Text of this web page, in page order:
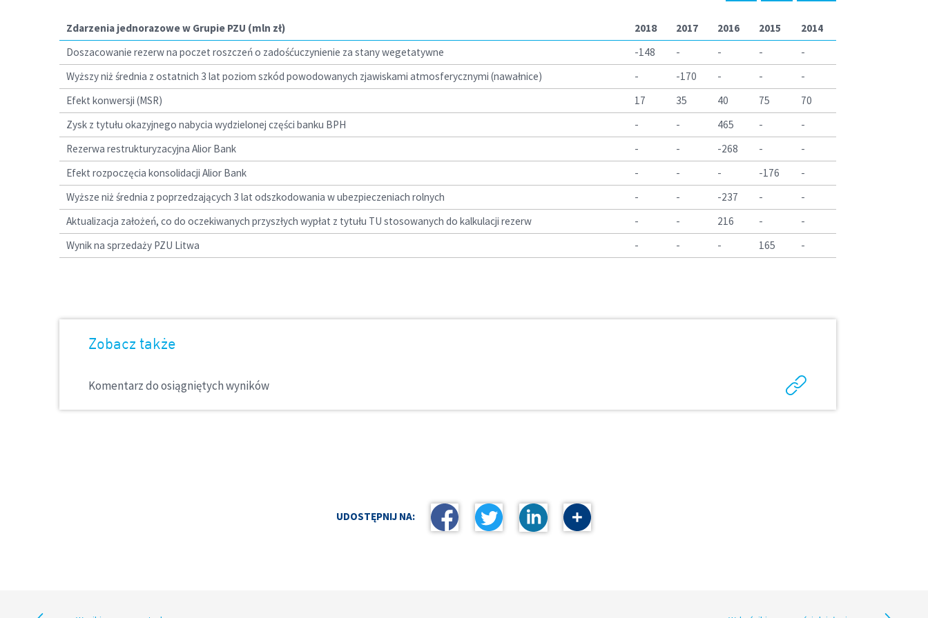
Zdarzenia jednorazowe w Grupie PZU (mln zł) 2018 2017 2016 2015
2014
Doszacowanie rezerw na poczet roszczeń o zadośćuczynienie za stany wegetatywne
-148 - - -
-
Wyższy niż średnia z ostatnich 3 lat poziom szkód powodowanych zjawiskami atmosferycznymi (nawałnice)
- -170 - -
-
Efekt konwersji (MSR)
17 35 40 75
70
Zysk z tytułu okazyjnego nabycia wydzielonej części banku BPH
- - 465 -
-
Rezerwa restrukturyzacyjna Alior Bank
- - -268 -
-
Efekt rozpoczęcia konsolidacji Alior Bank
- - - -176
-
Wyższe niż średnia z poprzedzających 3 lat odszkodowania w ubezpieczeniach rolnych
- - -237 -
-
Aktualizacja założeń, co do oczekiwanych przyszłych wypłat z tytułu TU stosowanych do kalkulacji rezerw
- - 216 -
-
Wynik na sprzedaży PZU Litwa
- - - 165 -
Zobacz także
Komentarz do osiągniętych wyników
UDOSTĘPNIJ NA: